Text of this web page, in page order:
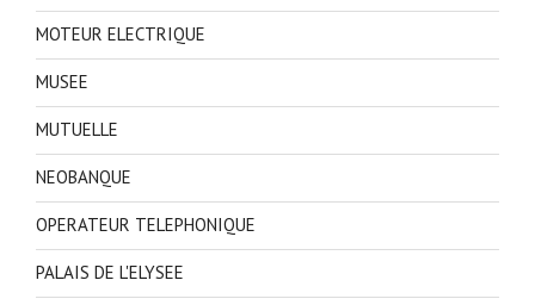
MOTEUR ELECTRIQUE
MUSEE
MUTUELLE
NEOBANQUE
OPERATEUR TELEPHONIQUE
PALAIS DE L'ELYSEE